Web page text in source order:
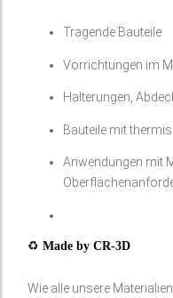
Tragende Bauteile
Vorrichtungen im
Halterungen,
Bauteile mit
Anwendungen mit
♻ Made by CR-3D
Wie alle unsere